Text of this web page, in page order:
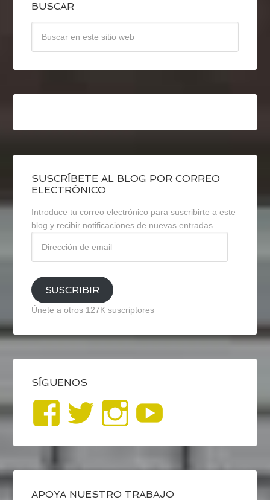
BUSCAR
SUSCRÍBETE AL BLOG POR CORREO
ELECTRÓNICO
Introduce tu correo electrónico para suscribirte a este
blog y recibir notificaciones de nuevas entradas.
email
SUSCRIBIR
Únete a otros 127K suscriptores
SÍGUENOS
Ver
perfil
de
Ver
perfil
de
Ver
perfil
de
APOYA NUESTRO TRABAJO